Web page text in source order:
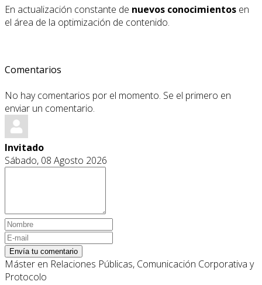
En actualización constante de nuevos conocimientos en
el área de la optimización de contenido.
Comentarios
No hay comentarios por el momento. Se el primero en
enviar un comentario.
Invitado
Sábado, 08 Agosto 2026
Envía tu comentario
Máster en Relaciones Públicas, Comunicación Corporativa y
Protocolo